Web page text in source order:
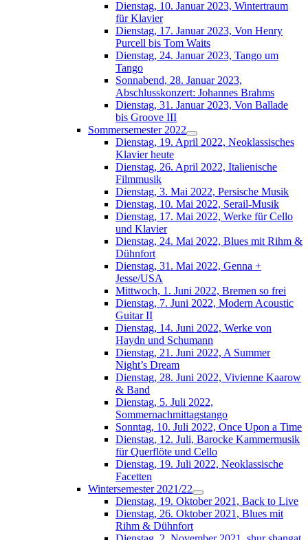
Dienstag, 10. Januar 2023, Wintertraum
für Klavier
Dienstag, 17. Januar 2023, Von Henry
Purcell bis Tom Waits
Dienstag, 24. Januar 2023, Tango um
Tango
Sonnabend, 28. Januar 2023,
Abschlusskonzert: Johannes Brahms
Dienstag, 31. Januar 2023, Von Ballade
bis Groove III
Sommersemester 2022
Dienstag, 19. April 2022, Neoklassisches
Klavier heute
Dienstag, 26. April 2022, Italienische
Filmmusik
Dienstag, 3. Mai 2022, Persische Musik
Dienstag, 10. Mai 2022, Serail-Musik
Dienstag, 17. Mai 2022, Werke für Cello
und Klavier
Dienstag, 24. Mai 2022, Blues mit Rihm &
Dühnfort
Dienstag, 31. Mai 2022, Genna +
Jesse/USA
Mittwoch, 1. Juni 2022, Bremen so frei
Dienstag, 7. Juni 2022, Modern Acoustic
Guitar II
Dienstag, 14. Juni 2022, Werke von
Haydn und Schumann
Dienstag, 21. Juni 2022, A Summer
Night’s Dream
Dienstag, 28. Juni 2022, Vivienne Kaarow
& Band
Dienstag, 5. Juli 2022,
Sommernachmittagstango
Sonntag, 10. Juli 2022, Once Upon a Time
Dienstag, 12. Juli, Barocke Kammermusik
für Querflöte und Cello
Dienstag, 19. Juli 2022, Neoklassische
Facetten
Wintersemester 2021/22
Dienstag, 19. Oktober 2021, Back to Live
Dienstag, 26. Oktober 2021, Blues mit
Rihm & Dühnfort